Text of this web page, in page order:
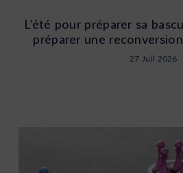
L’été pour préparer sa
préparer une
27 Juil 2026